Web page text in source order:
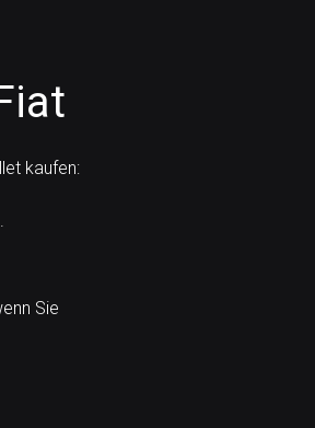
kaufen:
Sie